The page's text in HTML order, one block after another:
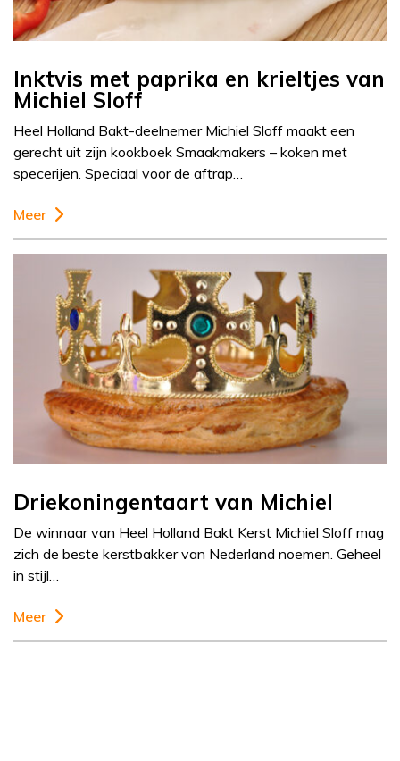
Inktvis met paprika en krieltjes van
Michiel Sloff
Heel Holland Bakt-deelnemer Michiel Sloff maakt een
gerecht uit zijn kookboek Smaakmakers – koken met
specerijen. Speciaal voor de aftrap…
Meer
Driekoningentaart van Michiel
De winnaar van Heel Holland Bakt Kerst Michiel Sloff mag
zich de beste kerstbakker van Nederland noemen. Geheel
in stijl…
Meer